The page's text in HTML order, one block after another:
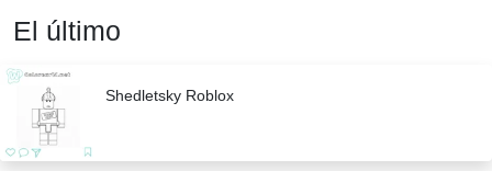
El último
Shedletsky Roblox